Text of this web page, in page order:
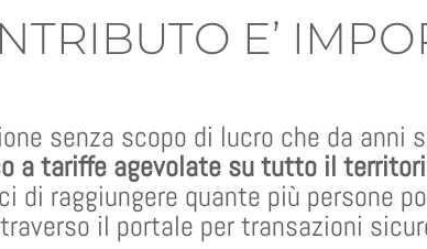
E’
senza scopo di lucro che da anni
a tariffe agevolate su tutto il
di raggiungere quante più persone
il portale per transazioni